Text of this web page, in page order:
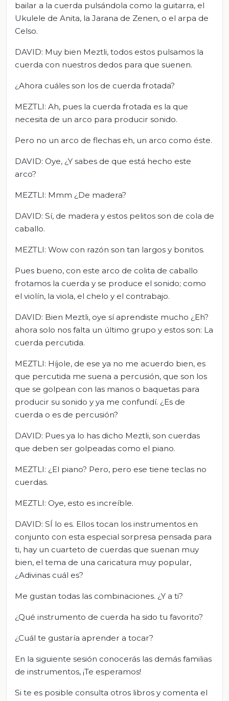
bailar a la cuerda pulsándola como la guitarra, el
Ukulele de Anita, la Jarana de Zenen, o el arpa de
Celso.
DAVID: Muy bien Meztli, todos estos pulsamos la
cuerda con nuestros dedos para que suenen.
¿Ahora cuáles son los de cuerda frotada?
MEZTLI: Ah, pues la cuerda frotada es la que
necesita de un arco para producir sonido.
Pero no un arco de flechas eh, un arco como éste.
DAVID: Oye, ¿Y sabes de que está hecho este
arco?
MEZTLI: Mmm ¿De madera?
DAVID: Sí, de madera y estos pelitos son de cola de
caballo.
MEZTLI: Wow con razón son tan largos y bonitos.
Pues bueno, con este arco de colita de caballo
frotamos la cuerda y se produce el sonido; como
el violín, la viola, el chelo y el contrabajo.
DAVID: Bien Meztli, oye sí aprendiste mucho ¿Eh?
ahora solo nos falta un último grupo y estos son: La
cuerda percutida.
MEZTLI: Híjole, de ese ya no me acuerdo bien, es
que percutida me suena a percusión, que son los
que se golpean con las manos o baquetas para
producir su sonido y ya me confundí. ¿Es de
cuerda o es de percusión?
DAVID: Pues ya lo has dicho Meztli, son cuerdas
que deben ser golpeadas como el piano.
MEZTLI: ¿El piano? Pero, pero ese tiene teclas no
cuerdas.
MEZTLI: Oye, esto es increíble.
DAVID: SÍ lo es. Ellos tocan los instrumentos en
conjunto con esta especial sorpresa pensada para
ti, hay un cuarteto de cuerdas que suenan muy
bien, el tema de una caricatura muy popular,
¿Adivinas cuál es?
Me gustan todas las combinaciones. ¿Y a ti?
¿Qué instrumento de cuerda ha sido tu favorito?
¿Cuál te gustaría aprender a tocar?
En la siguiente sesión conocerás las demás familias
de instrumentos, ¡Te esperamos!
Si te es posible consulta otros libros y comenta el